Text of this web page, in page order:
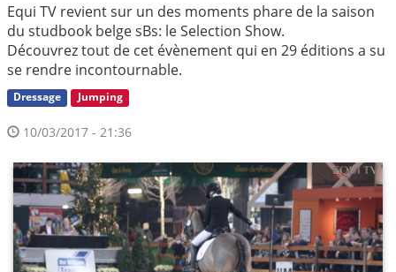
Equi TV revient sur un des moments phare de la saison
du studbook belge sBs: le Selection Show.
Découvrez tout de cet évènement qui en 29 éditions a su
se rendre incontournable.
Dressage Jumping
10/03/2017 - 21:36